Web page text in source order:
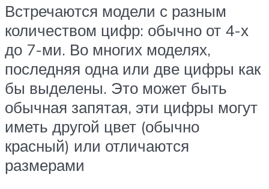
Встречаются модели с разным
количеством цифр: обычно от 4-х
до 7-ми. Во многих моделях,
последняя одна или две цифры как
бы выделены. Это может быть
обычная запятая, эти цифры могут
иметь другой цвет (обычно
красный) или отличаются
размерами